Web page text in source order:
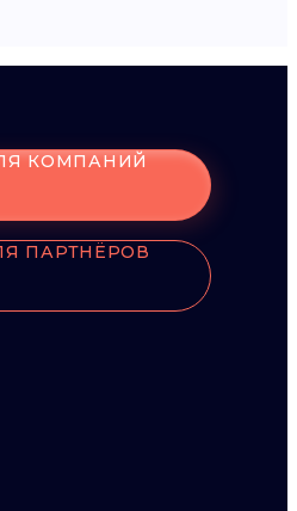
КОМПАНИЙ
ПАРТНЁРОВ